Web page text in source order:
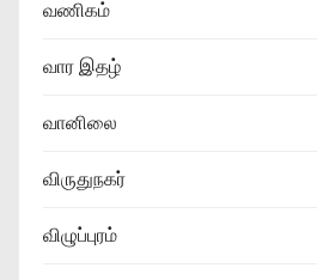
வணிகம்
வார இதழ்
வானிலை
விருதுநகர்
விழுப்புரம்